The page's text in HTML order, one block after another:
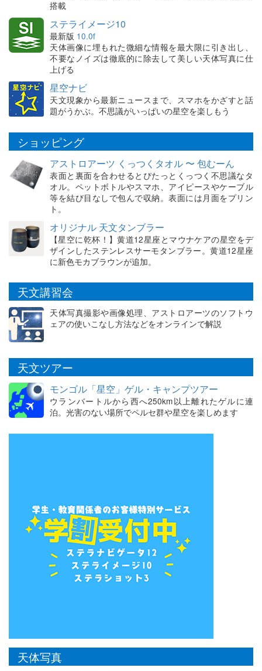
搭載
ステライメージ10
最新版 10.0f
天体画像に埋もれた微細な情報を最大限に引き出し、
不要なノイズは徹底的に除去して美しい天体写真に仕
上げる
星空ナビ
天文現象から最新ニュースまで、スマホをかざすと話
題がうかぶ。不思議がいっぱいの星空を楽しもう
ショッピング
アストロアーツ くっつくタオル 〜 包むーん
表面と裏面を合わせるとぴたっとくっつく不思議なタ
オル。ペットボトルやスマホ、アイピースやケーブル
等を結び目なしで包んで収納。表面には月面をプリン
ト。
オリジナル 天文タンブラー
【星空に乾杯！】黄道12星座とマウナケアの星空をデ
ザインしたステンレスサーモタンブラー。黄道12星座
に新色モカブラウンが追加。
天文講習会
天体写真撮影や画像処理、アストロアーツのソフトウ
ェアの使いこなし方法などをオンラインで解説
天文ツアー
モンゴル「星空」ゲル・キャンプツアー
ウランバートルから西へ250km以上離れたゲルに連
泊。光害のない場所でペルセ群や星空を楽しめます
天体写真